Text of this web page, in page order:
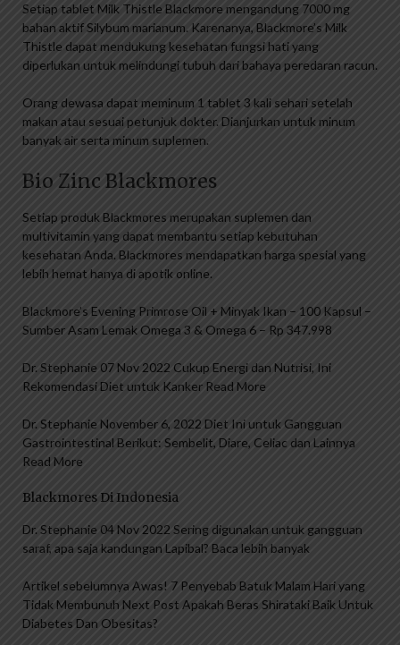
Setiap tablet Milk Thistle Blackmore mengandung 7000 mg
bahan aktif Silybum marianum. Karenanya, Blackmore’s Milk
Thistle dapat mendukung kesehatan fungsi hati yang
diperlukan untuk melindungi tubuh dari bahaya peredaran racun.
Orang dewasa dapat meminum 1 tablet 3 kali sehari setelah
makan atau sesuai petunjuk dokter. Dianjurkan untuk minum
banyak air serta minum suplemen.
Bio Zinc Blackmores
Setiap produk Blackmores merupakan suplemen dan
multivitamin yang dapat membantu setiap kebutuhan
kesehatan Anda. Blackmores mendapatkan harga spesial yang
lebih hemat hanya di apotik online.
Blackmore’s Evening Primrose Oil + Minyak Ikan – 100 Kapsul –
Sumber Asam Lemak Omega 3 & Omega 6 – Rp 347.998
Dr. Stephanie 07 Nov 2022 Cukup Energi dan Nutrisi, Ini
Rekomendasi Diet untuk Kanker Read More
Dr. Stephanie November 6, 2022 Diet Ini untuk Gangguan
Gastrointestinal Berikut: Sembelit, Diare, Celiac dan Lainnya
Read More
Blackmores Di Indonesia
Dr. Stephanie 04 Nov 2022 Sering digunakan untuk gangguan
saraf, apa saja kandungan Lapibal? Baca lebih banyak
Artikel sebelumnya Awas! 7 Penyebab Batuk Malam Hari yang
Tidak Membunuh Next Post Apakah Beras Shirataki Baik Untuk
Diabetes Dan Obesitas?